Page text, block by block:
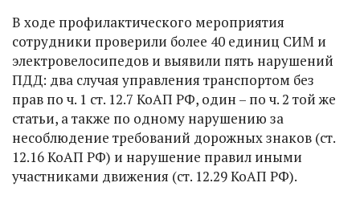
В ходе профилактического мероприятия
сотрудники проверили более 40 единиц СИМ и
электровелосипедов и выявили пять нарушений
ПДД: два случая управления транспортом без
прав по ч. 1 ст. 12.7 КоАП РФ, один – по ч. 2 той же
статьи, а также по одному нарушению за
несоблюдение требований дорожных знаков (ст.
12.16 КоАП РФ) и нарушение правил иными
участниками движения (ст. 12.29 КоАП РФ).